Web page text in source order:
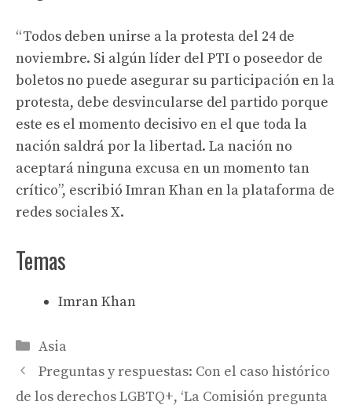
“Todos deben unirse a la protesta del 24 de
noviembre. Si algún líder del PTI o poseedor de
boletos no puede asegurar su participación en la
protesta, debe desvincularse del partido porque
este es el momento decisivo en el que toda la
nación saldrá por la libertad. La nación no
aceptará ninguna excusa en un momento tan
crítico”, escribió Imran Khan en la plataforma de
redes sociales X.
Temas
Imran Khan
Categories
Asia
Preguntas y respuestas: Con el caso histórico
de los derechos LGBTQ+, ‘La Comisión pregunta